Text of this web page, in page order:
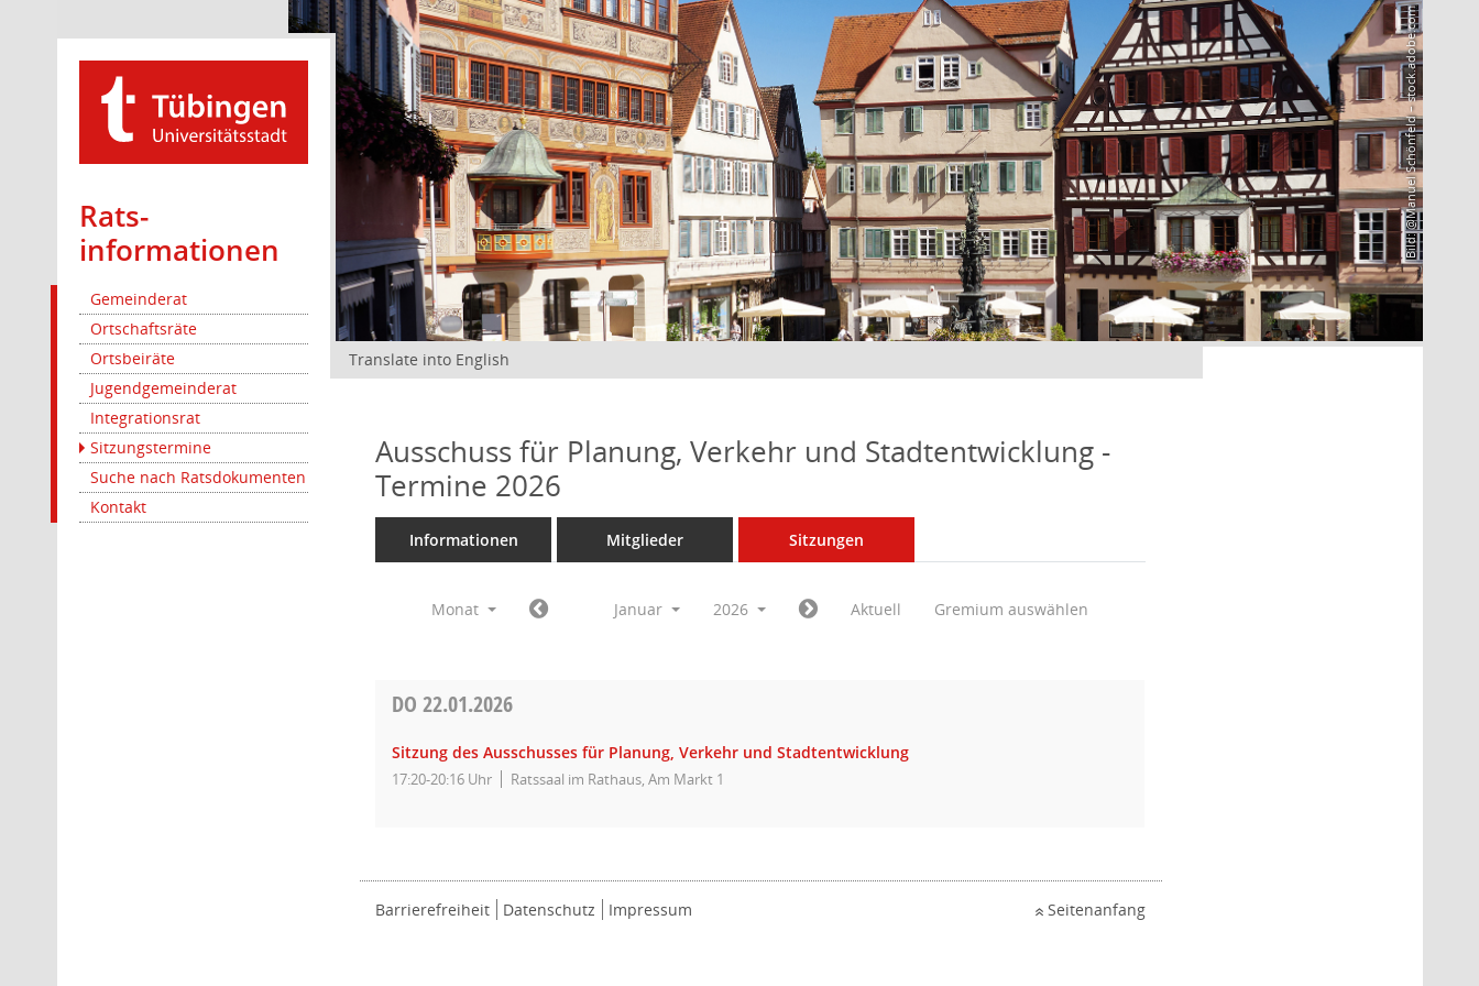
Rats­
informationen
Gemeinderat
Ortschaftsräte
Ortsbeiräte
Jugendgemeinderat
Integrationsrat
Sitzungstermine
Suche nach Ratsdokumenten
Kontakt
Bild: @Manuel Schönfeld – stock.adobe.com
Translate into English
Ausschuss für Planung, Verkehr und Stadtentwicklung -
Termine 2026
Informationen Mitglieder Sitzungen
Monat Januar 2026 Aktuell Gremium auswählen
DO22.01.2026
Sitzung des Ausschusses für Planung, Verkehr und Stadtentwicklung
17:20-20:16 Uhr Ratssaal im Rathaus, Am Markt 1
Barrierefreiheit Datenschutz Impressum Seitenanfang